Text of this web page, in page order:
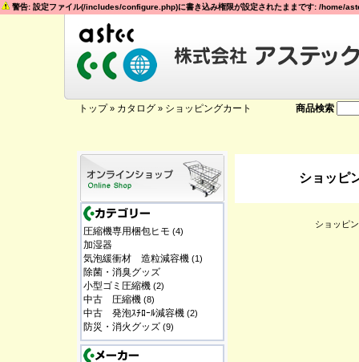
警告: 設定ファイル(/includes/configure.php)に書き込み権限が設定されたままです: /
トップ» カタログ » ショッピングカート 商品検索
圧縮機専用梱包ヒモ (4)
加湿器
気泡緩衝材 造粒減容機 (1)
除菌・消臭グッズ
小型ゴミ圧縮機 (2)
中古 圧縮機 (8)
中古 発泡ｽﾁﾛｰﾙ減容機 (2)
防災・消火グッズ (9)
ショッピ
ショッピ